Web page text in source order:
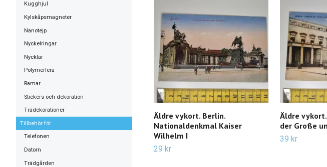
Kugghjul
Kylskåpsmagneter
Nanotejp
Nyckelringar
Nycklar
Polymerlera
Ramar
Stickers och dekoration
Trädekorationer
Tillbehör för
Telefonen
Datorn
Trädgården
Äldre vykort. Berlin.
Nationaldenkmal Kaiser
Wilhelm I
29 kr
Äldre vykort.
der Große
39 kr